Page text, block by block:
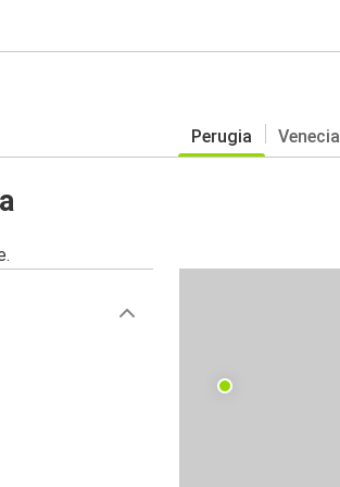
Perugia Venecia